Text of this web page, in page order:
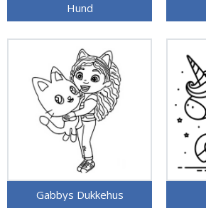
Hund
Gabbys Dukkehus